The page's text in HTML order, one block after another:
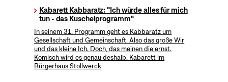
Kabarett Kabbaratz: "Ich würde alles für mich
tun - das Kuschelprogramm"
In seinem 31. Programm geht es Kabbaratz um
Gesellschaft und Gemeinschaft. Also das große Wir
und das kleine Ich. Doch, das meinen die ernst.
Komisch wird es genau deshalb. Kabarett im
Bürgerhaus Stollwerck